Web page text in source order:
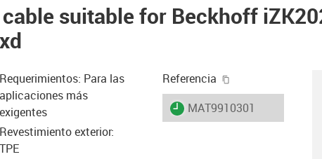
suitable for Beckhoff
Requerimientos: Para las
aplicaciones más
exigentes
Revestimiento exterior:
TPE
Referencia
igus-icon-lieferzeit
MAT9910301